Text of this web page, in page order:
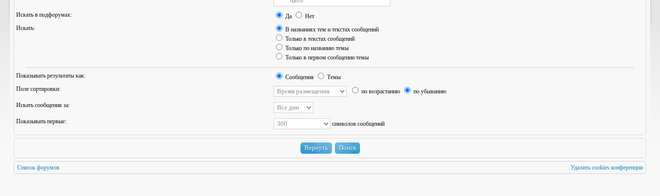
Искать в подфорумах: Да
Нет
Искать:
В названиях тем и текстах сообщений
Только в текстах сообщений
Только по названию темы
Только в первом сообщении темы
Показывать результаты как: Сообщения
Темы
Поле сортировки:
по возрастанию
по убыванию
Искать сообщения за:
Показывать первые: символов сообщений
Список форумов Удалить cookies конференции